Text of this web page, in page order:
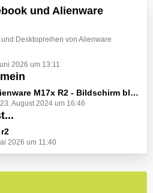
und Alienware
Desktopreihen von Alienware
2026 um 13:11
M17x R2 - Bildschirm bleibt schwarz beim Start
23. August 2024 um 16:46
2026 um 11:40